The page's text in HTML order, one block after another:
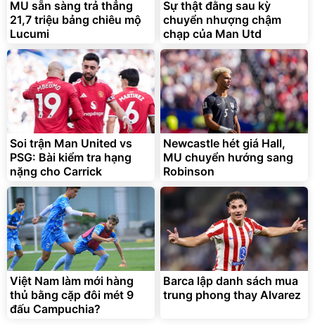
MU sẵn sàng trả thẳng
21,7 triệu bảng chiêu mộ
Lucumi
Sự thật đằng sau kỳ
chuyển nhượng chậm
chạp của Man Utd
Soi trận Man United vs
PSG: Bài kiểm tra hạng
nặng cho Carrick
Newcastle hét giá Hall,
MU chuyển hướng sang
Robinson
Việt Nam làm mới hàng
thủ bằng cặp đôi mét 9
đấu Campuchia?
Barca lập danh sách mua
trung phong thay Alvarez